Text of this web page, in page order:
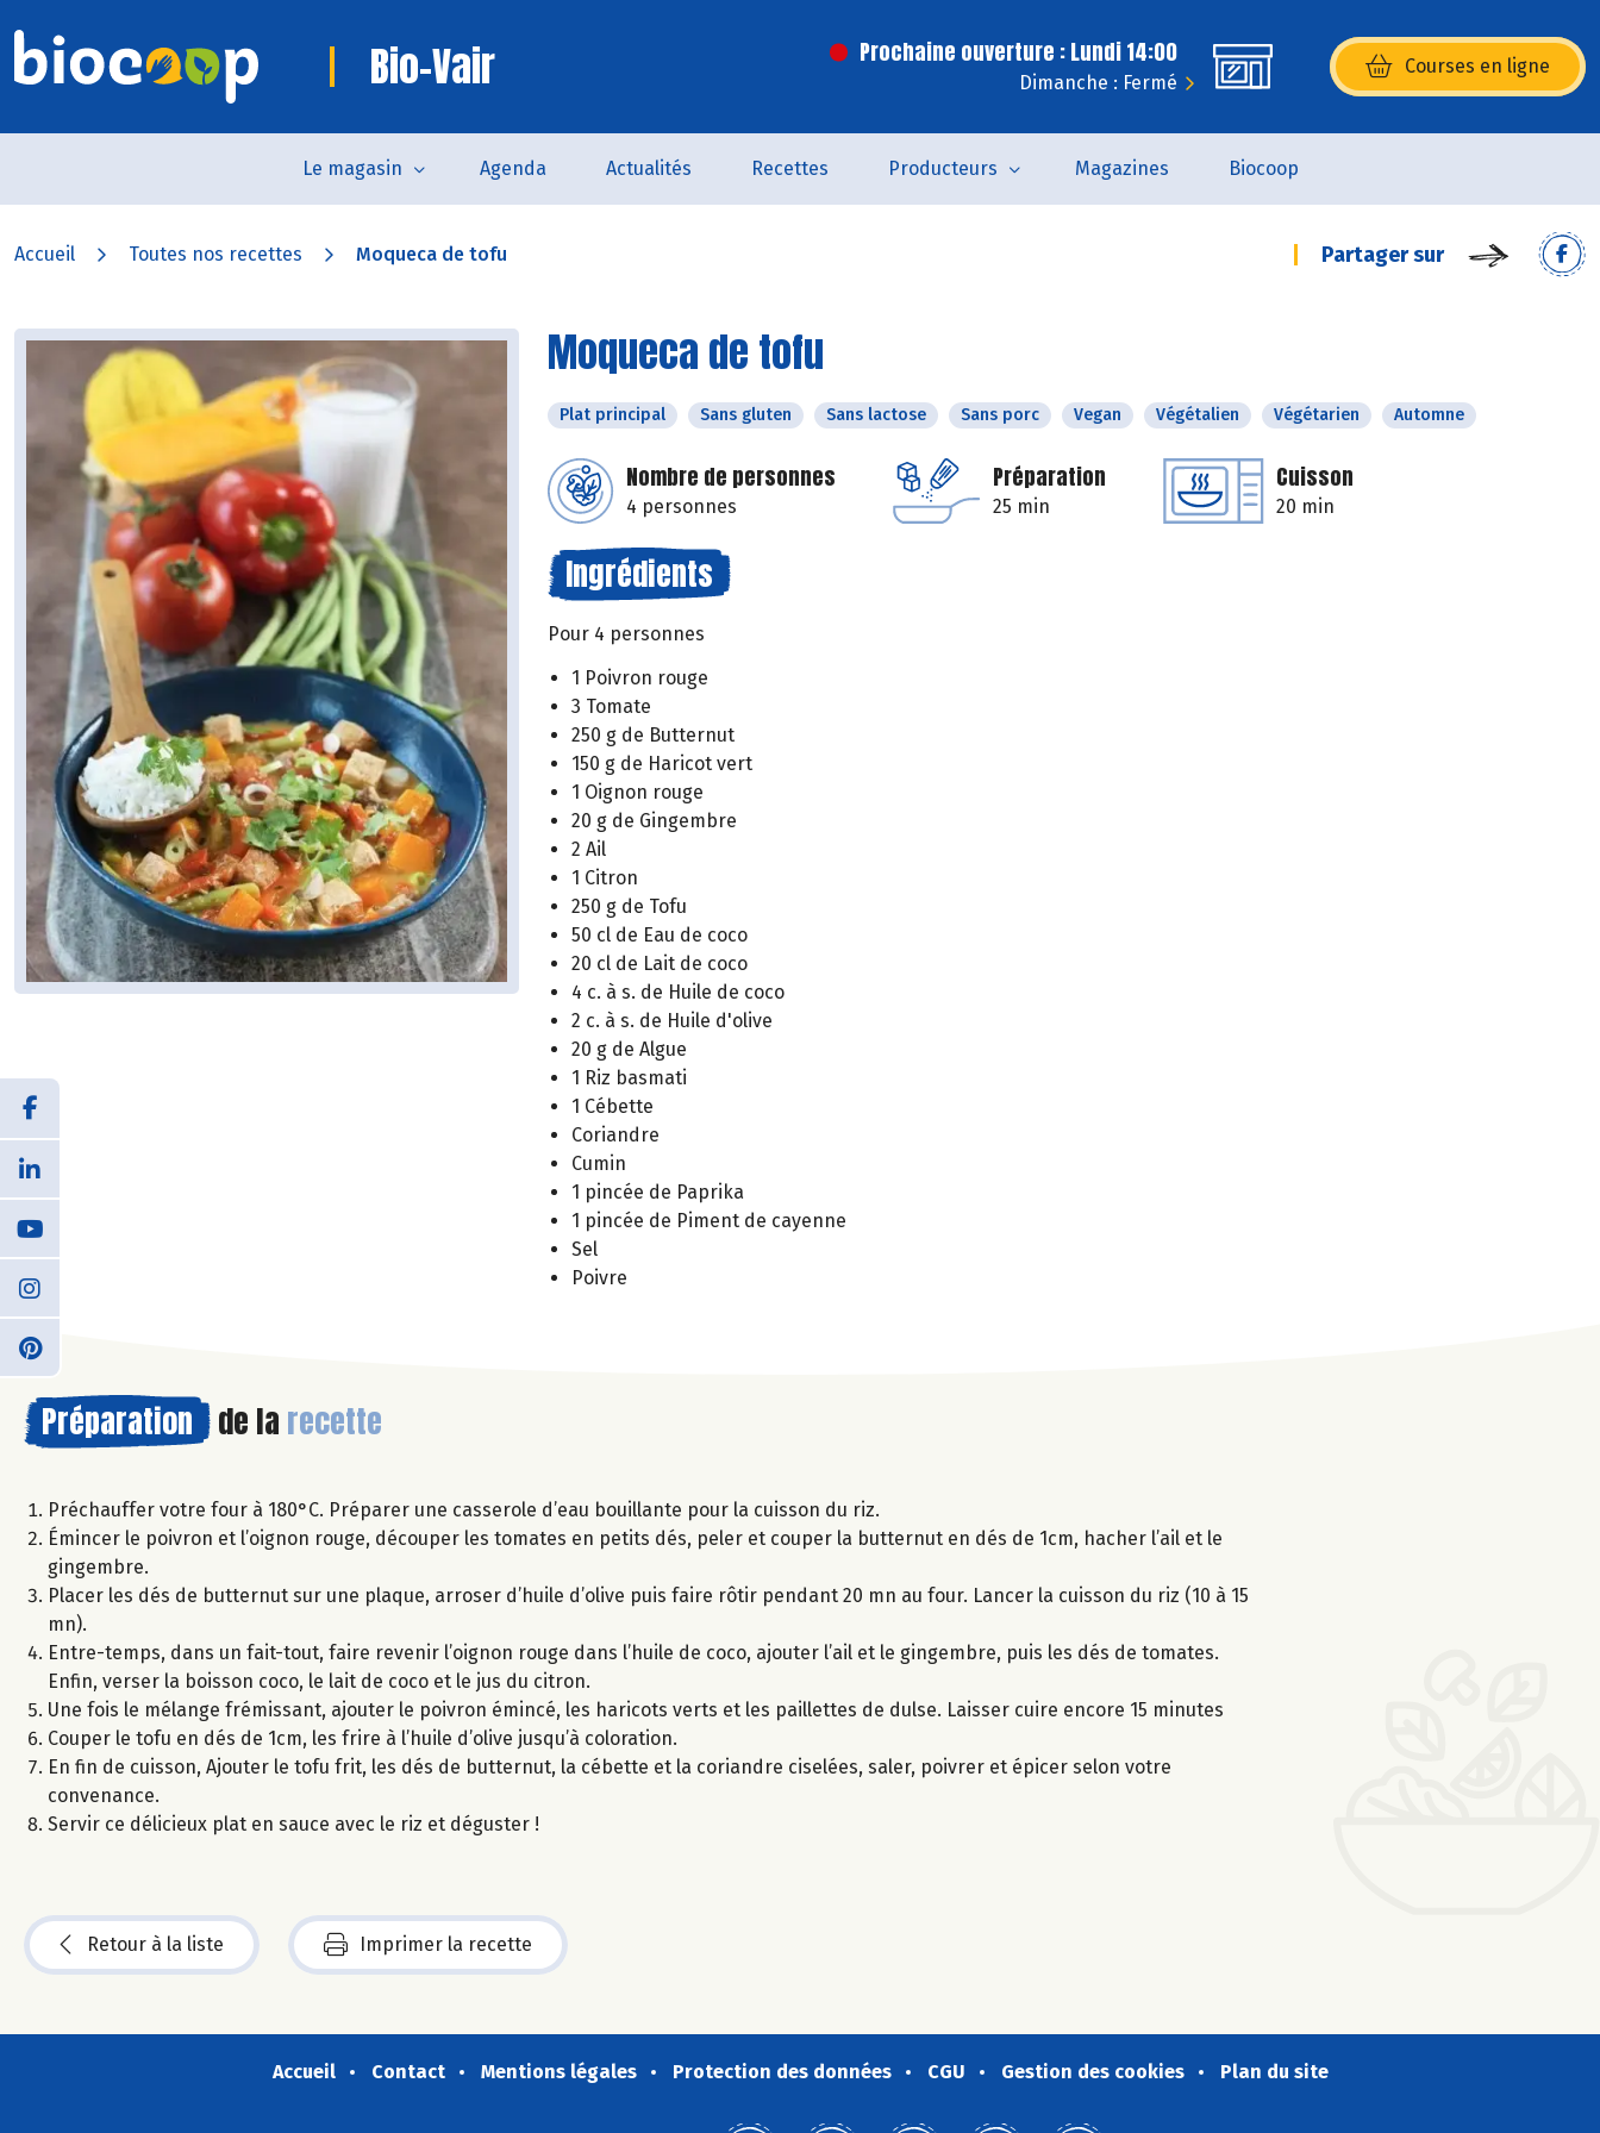
Bio-Vair Prochaine ouverture : Lundi 14:00
Dimanche : Fermé
Courses en ligne
(s’ouvre dans une nouvelle
Le magasin Agenda Actualités Recettes Producteurs Magazines Biocoop
Accueil Toutes nos recettes Moqueca de tofu Partager sur
Moqueca de tofu
Plat principal Sans gluten Sans lactose Sans porc Vegan Végétalien Végétarien Automne
Nombre de personnes
4 personnes
Préparation
25 min
Cuisson
20 min
Ingrédients
Pour 4 personnes
1 Poivron rouge
3 Tomate
250 g de Butternut
150 g de Haricot vert
1 Oignon rouge
20 g de Gingembre
2 Ail
1 Citron
250 g de Tofu
50 cl de Eau de coco
20 cl de Lait de coco
4 c. à s. de Huile de coco
2 c. à s. de Huile d'olive
20 g de Algue
1 Riz basmati
1 Cébette
Coriandre
Cumin
1 pincée de Paprika
1 pincée de Piment de cayenne
Sel
Poivre
Préparation de la recette
Préchauffer votre four à 180°C. Préparer une casserole d’eau bouillante pour la cuisson du riz.
Émincer le poivron et l’oignon rouge, découper les tomates en petits dés, peler et couper la butternut en dés de 1cm, hacher l’ail et le
gingembre.
Placer les dés de butternut sur une plaque, arroser d’huile d’olive puis faire rôtir pendant 20 mn au four. Lancer la cuisson du riz (10 à 15
mn).
Entre-temps, dans un fait-tout, faire revenir l’oignon rouge dans l’huile de coco, ajouter l’ail et le gingembre, puis les dés de tomates.
Enfin, verser la boisson coco, le lait de coco et le jus du citron.
Une fois le mélange frémissant, ajouter le poivron émincé, les haricots verts et les paillettes de dulse. Laisser cuire encore 15 minutes
Couper le tofu en dés de 1cm, les frire à l’huile d’olive jusqu’à coloration.
En fin de cuisson, Ajouter le tofu frit, les dés de butternut, la cébette et la coriandre ciselées, saler, poivrer et épicer selon votre
convenance.
Servir ce délicieux plat en sauce avec le riz et déguster !
Retour à la liste Imprimer la recette
Accueil Contact Mentions légales Protection des données CGU Gestion des cookies Plan du site